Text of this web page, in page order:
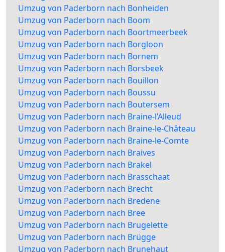
Umzug von Paderborn nach Bonheiden
Umzug von Paderborn nach Boom
Umzug von Paderborn nach Boortmeerbeek
Umzug von Paderborn nach Borgloon
Umzug von Paderborn nach Bornem
Umzug von Paderborn nach Borsbeek
Umzug von Paderborn nach Bouillon
Umzug von Paderborn nach Boussu
Umzug von Paderborn nach Boutersem
Umzug von Paderborn nach Braine-l’Alleud
Umzug von Paderborn nach Braine-le-Château
Umzug von Paderborn nach Braine-le-Comte
Umzug von Paderborn nach Braives
Umzug von Paderborn nach Brakel
Umzug von Paderborn nach Brasschaat
Umzug von Paderborn nach Brecht
Umzug von Paderborn nach Bredene
Umzug von Paderborn nach Bree
Umzug von Paderborn nach Brugelette
Umzug von Paderborn nach Brügge
Umzug von Paderborn nach Brunehaut